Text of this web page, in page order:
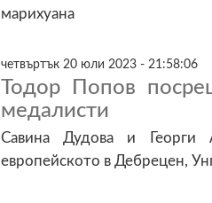
марихуана
четвъртък 20 юли 2023 - 21:58:06
Тодор Попов
медалисти
Савина Дудова и Георги
европейското в Дебрецен,